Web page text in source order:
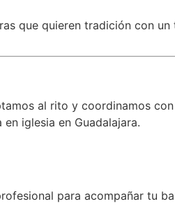
que quieren tradición con
al rito y coordinamos
iglesia en Guadalajara.
para acompañar tu